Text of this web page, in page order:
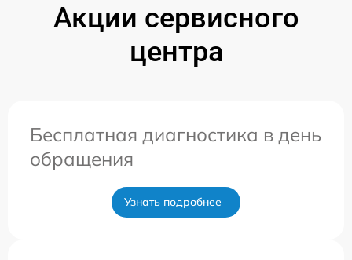
Акции сервисного
центра
Бесплатная диагностика в день
обращения
Узнать подробнее